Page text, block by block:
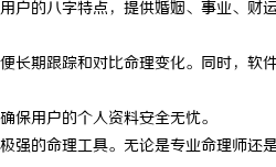
户的八字特点，提供婚姻、事业、财
长期跟踪和对比命理变化。同时，软
保用户的个人资料安全无忧。
强的命理工具。无论是专业命理师还